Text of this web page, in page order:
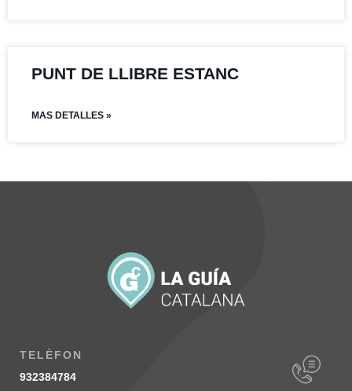
PUNT DE LLIBRE ESTANC
MAS DETALLES »
TELÈFON
932384784